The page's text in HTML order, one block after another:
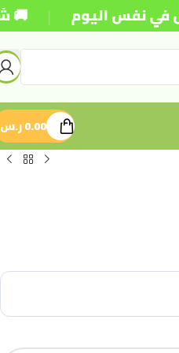
اليوم | 🚚 شحن
0.00ر.س